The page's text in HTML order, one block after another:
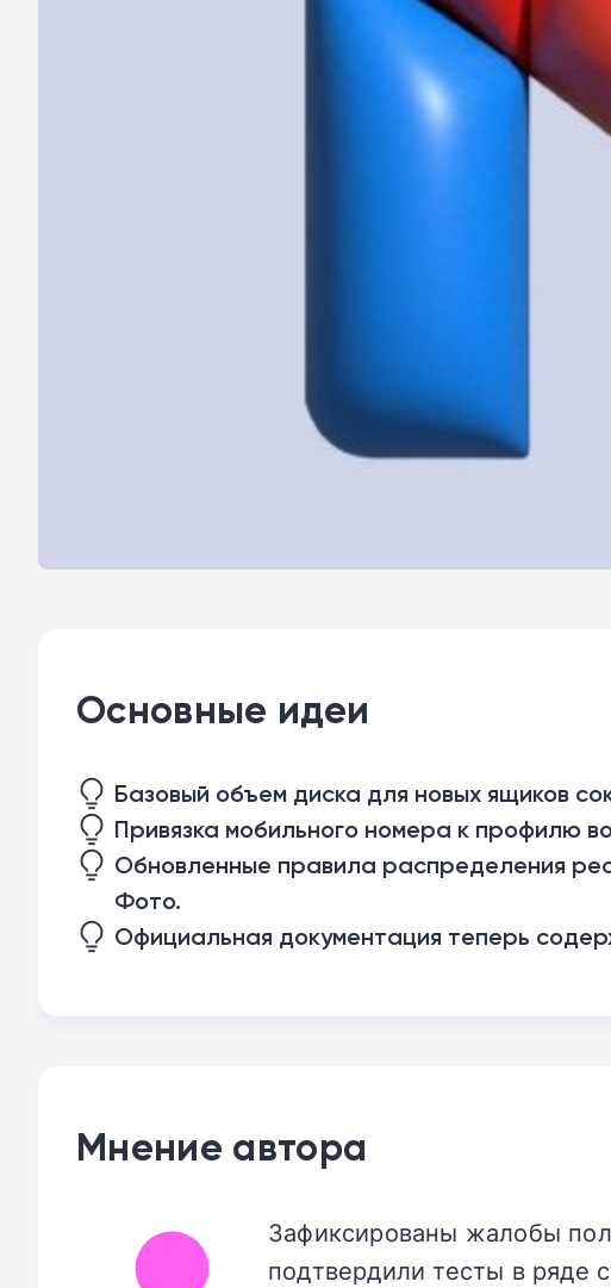
Основные идеи
Базовый объем диска для новых ящиков
Привязка мобильного номера к профилю
Обновленные правила распределения
Фото.
Официальная документация теперь
Мнение автора
Зафиксированы жалобы
подтвердили тесты в ряде